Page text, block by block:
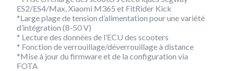
ES2/ES4/Max, Xiaomi M365 et FitRider Kick
*Large plage de tension d’alimentation pour une variété
d’intégration (8-50 V)
* Lecture des données de l’ECU des scooters
* Fonction de verrouillage/déverrouillage à distance
*Mise à jour du firmware et de la configuration via
FOTA